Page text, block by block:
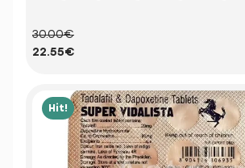
30.00€
22.55€
Hit!